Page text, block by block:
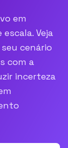
em
Veja
cenário
com a
incerteza